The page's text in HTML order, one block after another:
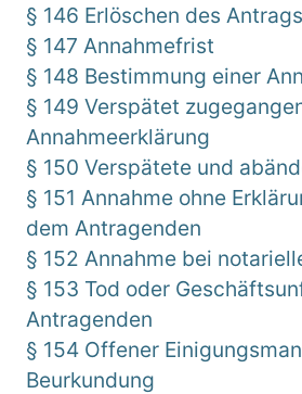
§ 146 Erlöschen des Antrags
§ 147 Annahmefrist
§ 148 Bestimmung einer
§ 149 Verspätet
Annahmeerklärung
§ 150 Verspätete und
§ 151 Annahme ohne
dem Antragenden
§ 152 Annahme bei
§ 153 Tod oder
Antragenden
§ 154 Offener
Beurkundung